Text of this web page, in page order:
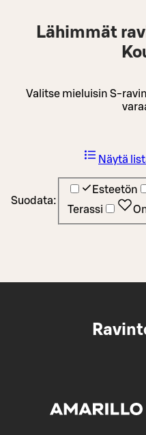
Lähimmät
Valitse mieluisin S-
Suodata:
Esteetön
Terassi
Näytä